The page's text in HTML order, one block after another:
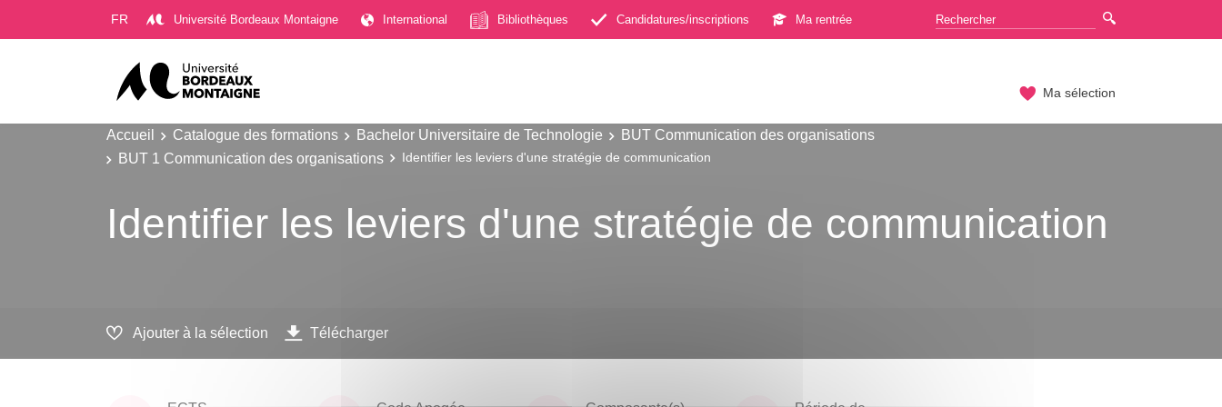
FR Université Bordeaux Montaigne International Bibliothèques Candidatures/inscriptions Ma rentrée
Ma sélection
Accueil Catalogue des formations Bachelor Universitaire de Technologie
BUT Communication des organisations
BUT 1 Communication des organisations
Identifier les leviers d'une stratégie de communication
Identifier les leviers d'une stratégie de communication
Ajouter à la sélection Télécharger